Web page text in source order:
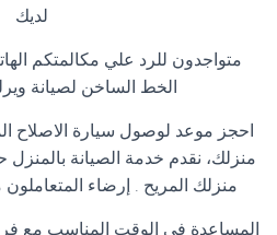
لديك
متواجدون للرد علي مكالمتكم
الخط الساخن لصيانة
احجز موعد لوصول سيارة الاصلاح
منزلك، نقدم خدمة الصيانة
منزلك المريح . إرضاء المتعاملون
المساعدة في الوقت المناسب مع